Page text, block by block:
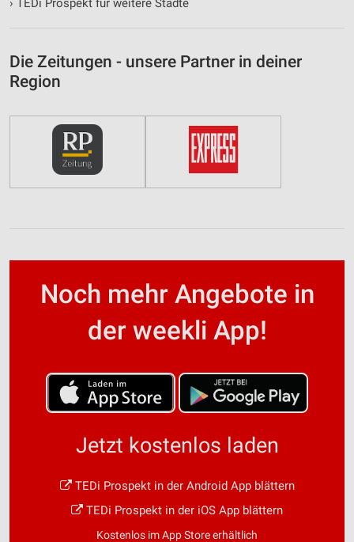
Die Zeitungen - unsere Partner in deiner
Region
Noch mehr Angebote in
der weekli App!
Jetzt kostenlos laden
TEDi Prospekt in der Android App blättern
TEDi Prospekt in der iOS App blättern
Kostenlos im App Store erhältlich